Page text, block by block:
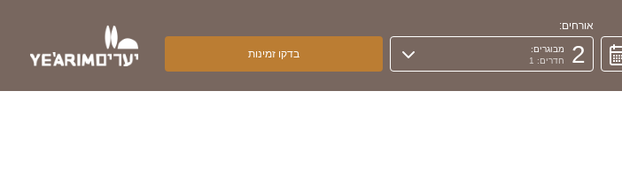
אורחים:
2
מבוגרים:
חדרים: 1